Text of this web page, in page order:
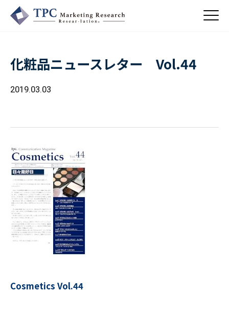
About Us
CSR
依頼・受託調査
- 市場調査
- 競合調査
- アンケート調査
- クイックリサーチ
自主企画調査
お客様の声
Online Shop
Beauty & Cosmetics
Health & Food
Pharmaceuticals & Medical
Chemical & Life Sciences
Topics ／ トピックス
ALL
お知らせ
新刊情報
インタビュー
Recruit ／ 採用情報
採用TOP
- 求める人物像
- 先輩社員の声
Contents
お問い合わせ
化粧品ニュースレター Vol.44
2019.03.03
Cosmetics Vol.44